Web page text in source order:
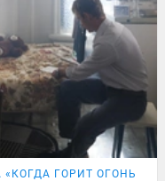
ГОРИТ ОГОНЬ»